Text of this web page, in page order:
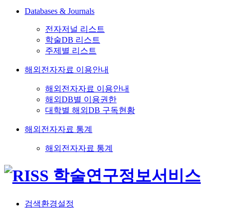
Databases & Journals
전자저널 리스트
학술DB 리스트
주제별 리스트
해외전자자료 이용안내
해외전자자료 이용안내
해외DB별 이용권한
대학별 해외DB 구독현황
해외전자자료 통계
해외전자자료 통계
검색환경설정